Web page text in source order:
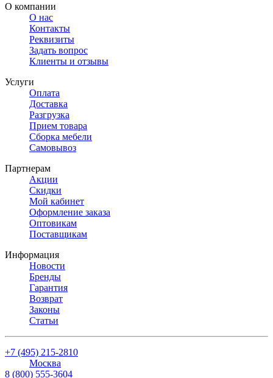
О компании
О нас
Контакты
Реквизиты
Задать вопрос
Клиенты и отзывы
Услуги
Оплата
Доставка
Разгрузка
Прием товара
Сборка мебели
Самовывоз
Партнерам
Акции
Скидки
Мой кабинет
Оформление заказа
Оптовикам
Поставщикам
Информация
Новости
Бренды
Гарантия
Возврат
Законы
Статьи
+7 (495) 215-2810
Москва
8 (800) 555-3604